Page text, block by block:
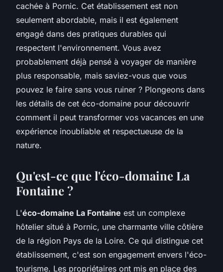
cachée à Pornic. Cet établissement est non
seulement abordable, mais il est également
engagé dans des pratiques durables qui
respectent l'environnement. Vous avez
probablement déjà pensé à voyager de manière
plus responsable, mais saviez-vous que vous
pouvez le faire sans vous ruiner ? Plongeons dans
les détails de cet éco-domaine pour découvrir
comment il peut transformer vos vacances en une
expérience inoubliable et respectueuse de la
nature.
Qu'est-ce que l'éco-domaine La
Fontaine ?
L'éco-domaine La Fontaine est un complexe
hôtelier situé à Pornic, une charmante ville côtière
de la région Pays de la Loire. Ce qui distingue cet
établissement, c'est son engagement envers l'éco-
tourisme. Les propriétaires ont mis en place des